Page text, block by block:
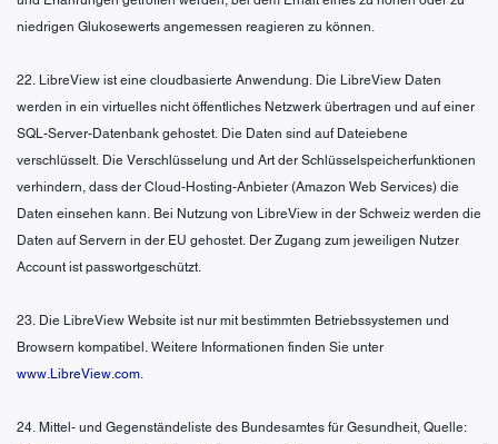
niedrigen Glukosewerts angemessen reagieren zu können.
22. LibreView ist eine cloudbasierte Anwendung. Die LibreView Daten
werden in ein virtuelles nicht öffentliches Netzwerk übertragen und auf einer
SQL-Server-Datenbank gehostet. Die Daten sind auf Dateiebene
verschlüsselt. Die Verschlüsselung und Art der Schlüsselspeicherfunktionen
verhindern, dass der Cloud-Hosting-Anbieter (Amazon Web Services) die
Daten einsehen kann. Bei Nutzung von LibreView in der Schweiz werden die
Daten auf Servern in der EU gehostet. Der Zugang zum jeweiligen Nutzer
Account ist passwortgeschützt.
23. Die LibreView Website ist nur mit bestimmten Betriebssystemen und
Browsern kompatibel. Weitere Informationen finden Sie unter
www.LibreView.com
24. Mittel- und Gegenständeliste des Bundesamtes für Gesundheit, Quelle: